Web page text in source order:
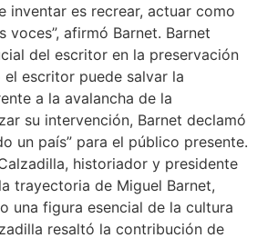
inventar es recrear, actuar como
voces”, afirmó Barnet. Barnet
del escritor en la preservación
el escritor puede salvar la
a la avalancha de la
su intervención, Barnet declamó
un país” para el público presente.
historiador y presidente
trayectoria de Miguel Barnet,
una figura esencial de la cultura
resaltó la contribución de